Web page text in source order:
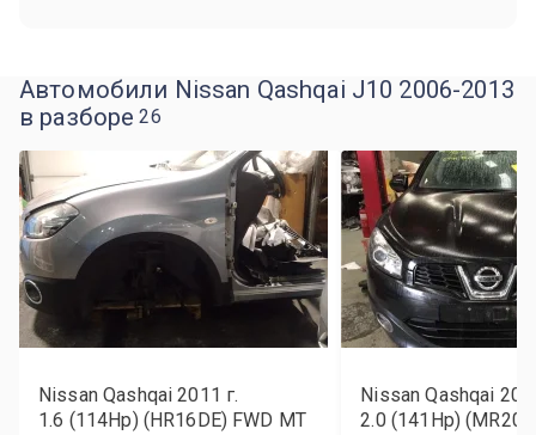
Автомобили Nissan Qashqai J10 2006-2013
в разборе 26
Nissan Qashqai 2011 г.
1.6 (114Hp) (HR16DE) FWD MT
Nissan Qashqai
2.0 (141Hp)